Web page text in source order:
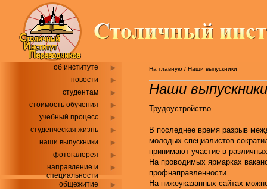
об институте
новости
студентам
стоимость обучения
учебный процесс
студенческая жизнь
наши выпускники
фотогалерея
направление и
специальности
общежитие
На главную / Наши выпускники
Наши выпускники
Трудоустройство
В последнее время разрыв
молодых специалистов
принимают участие в
На проводимых ярмарках
профнаправленности.
На нижеуказанных сайтах